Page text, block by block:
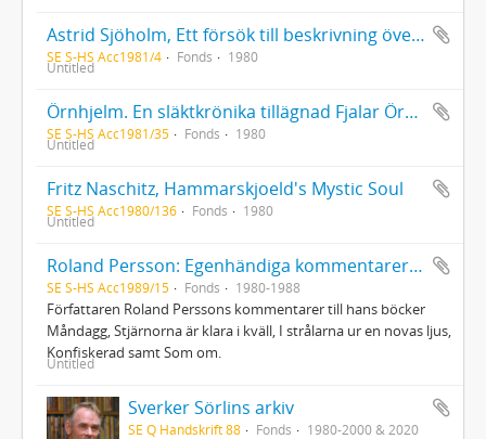
Astrid Sjöholm, Ett försök till beskrivning över Elleholm, dess gårdar, hus och innevånare i den gamla goda tiden
SE S-HS Acc1981/4 Fonds 1980
Untitled
Örnhjelm. En släktkrönika tillägnad Fjalar Örnhjelm på hans 70-årsdag 1980 av Herdis och Tore Modeen
SE S-HS Acc1981/35 Fonds 1980
Untitled
Fritz Naschitz, Hammarskjoeld's Mystic Soul
SE S-HS Acc1980/136 Fonds 1980
Untitled
Roland Persson: Egenhändiga kommentarer till hans litterära produktion
SE S-HS Acc1989/15 Fonds 1980-1988
Författaren Roland Perssons kommentarer till hans böcker
Måndagg, Stjärnorna är klara i kväll, I strålarna ur en novas ljus,
Konfiskerad samt Som om.
Untitled
Sverker Sörlins arkiv
SE Q Handskrift 88 Fonds 1980-2000 & 2020